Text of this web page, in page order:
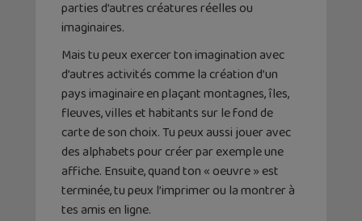
parties d’autres créatures réelles ou
imaginaires.
Mais tu peux exercer ton imagination avec
d’autres activités comme la création d’un
pays imaginaire en plaçant montagnes, îles,
fleuves, villes et habitants sur le fond de
carte de son choix. Tu peux aussi jouer avec
des alphabets pour créer par exemple une
affiche. Ensuite, quand ton « oeuvre » est
terminée, tu peux l’imprimer ou la montrer à
tes amis en ligne.